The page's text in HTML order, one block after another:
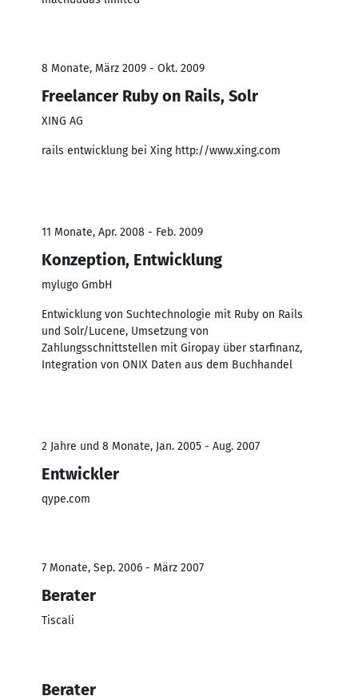
8 Monate, März 2009 - Okt. 2009
Freelancer Ruby on Rails, Solr
XING AG
rails entwicklung bei Xing http://www.xing.com
11 Monate, Apr. 2008 - Feb. 2009
Konzeption, Entwicklung
mylugo GmbH
Entwicklung von Suchtechnologie mit Ruby on Rails
und Solr/Lucene, Umsetzung von
Zahlungsschnittstellen mit Giropay über starfinanz,
Integration von ONIX Daten aus dem Buchhandel
2 Jahre und 8 Monate, Jan. 2005 - Aug. 2007
Entwickler
qype.com
7 Monate, Sep. 2006 - März 2007
Berater
Tiscali
Berater